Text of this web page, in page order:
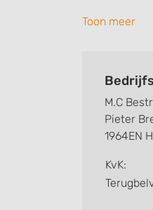
Zoekt u
Toon meer
M.C
Pieter
1964EN
KvK: